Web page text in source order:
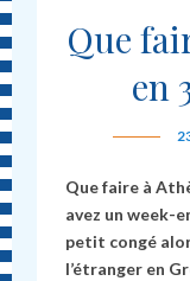
Que
en
Que faire à
avez un week-
petit congé
l’étranger en